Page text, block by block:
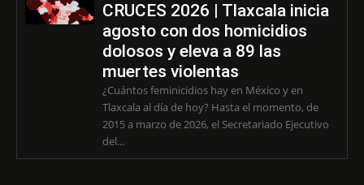
CRUCES 2026 | Tlaxcala inicia
agosto con dos homicidios
dolosos y eleva a 89 las
muertes violentas
¿Cuántos feminicidios hay en México y en
Tlaxcala al día de hoy? Hasta el momento, de
2015 a marzo de 2026, el Secretariado Ejecutivo
del...